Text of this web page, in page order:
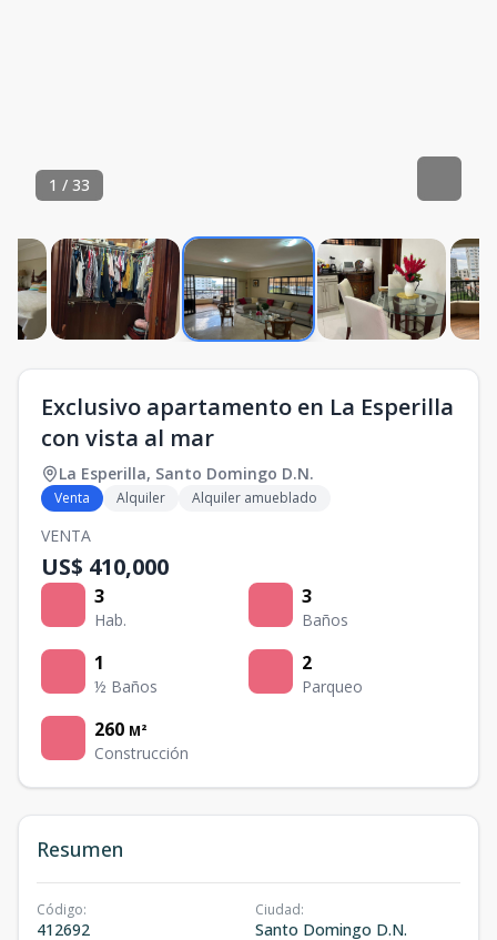
1 / 33
Exclusivo apartamento en La Esperilla
con vista al mar
La Esperilla, Santo Domingo D.N.
Venta Alquiler Alquiler amueblado
VENTA
US$ 410,000
3
Hab.
3
Baños
1
½ Baños
2
Parqueo
260 M²
Construcción
Resumen
Código:
412692
Ciudad:
Santo Domingo D.N.